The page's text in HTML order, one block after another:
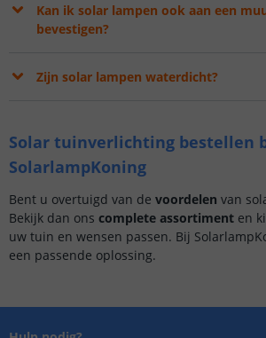
Kan ik solar lampen ook aan een
bevestigen?
Zijn solar lampen waterdicht?
Solar tuinverlichting bestellen
SolarlampKoning
Bent u overtuigd van de voordelen van
Bekijk dan ons complete assortiment en
uw tuin en wensen passen. Bij
een passende oplossing.